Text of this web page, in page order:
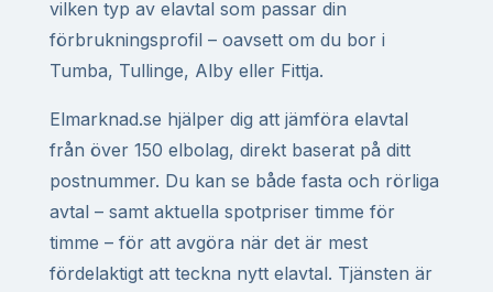
vilken typ av elavtal som passar din
förbrukningsprofil – oavsett om du bor i
Tumba, Tullinge, Alby eller Fittja.
Elmarknad.se hjälper dig att jämföra elavtal
från över 150 elbolag, direkt baserat på ditt
postnummer. Du kan se både fasta och rörliga
avtal – samt aktuella spotpriser timme för
timme – för att avgöra när det är mest
fördelaktigt att teckna nytt elavtal. Tjänsten är